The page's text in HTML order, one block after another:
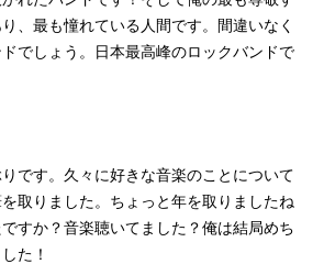
、最も憧れている人間です。間違いなく
でしょう。日本最高峰のロックバンドで
です。久々に好きな音楽のことについて
取りました。ちょっと年を取りましたね
すか？音楽聴いてました？俺は結局めち
た！